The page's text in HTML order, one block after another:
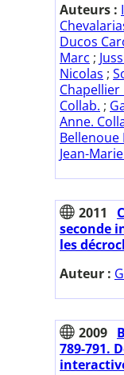
Auteurs :
Ducos
Marc ;
Nicolas ;
Chapellier
Collab. ;
Anne.
Bellenoue
Jean-
2011
seconde
les
Auteur :
2009
789-791.